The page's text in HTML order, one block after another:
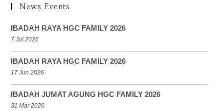
News Events
IBADAH RAYA HGC FAMILY 2026
7 Jul 2026
IBADAH RAYA HGC FAMILY 2026
17 Jun 2026
IBADAH JUMAT AGUNG HGC FAMILY 2026
31 Mar 2026